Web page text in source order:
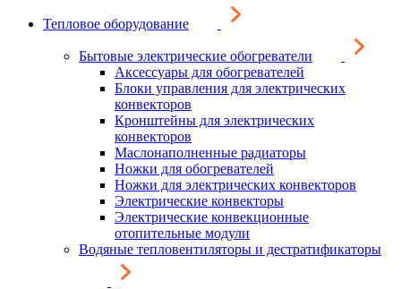
Тепловое оборудование
Бытовые электрические обогреватели
Аксессуары для обогревателей
Блоки управления для электрических
конвекторов
Кронштейны для электрических
конвекторов
Маслонаполненные радиаторы
Ножки для обогревателей
Ножки для электрических конвекторов
Электрические конвекторы
Электрические конвекционные
отопительные модули
Водяные тепловентиляторы и дестратификаторы